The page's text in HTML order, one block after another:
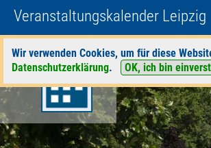
Veranstaltungskalender Leipzig
Wir verwenden Cookies, um für diese
Datenschutzerklärung. OK, ich bin